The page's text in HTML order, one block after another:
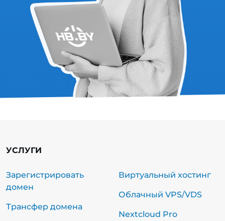
УСЛУГИ
Зарегистрировать
домен
Трансфер домена
Виртуальный хостинг
Облачный VPS/VDS
Nextcloud Pro